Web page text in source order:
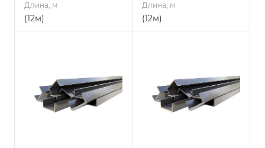
Длина, м
(12м)
Длина, м
(12м)